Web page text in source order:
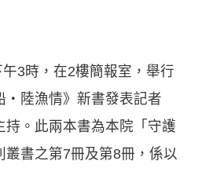
3時，在2樓簡報室，舉行
‧陸漁情》新書發表記者
持。此兩本書為本院「守護
叢書之第7冊及第8冊，係以